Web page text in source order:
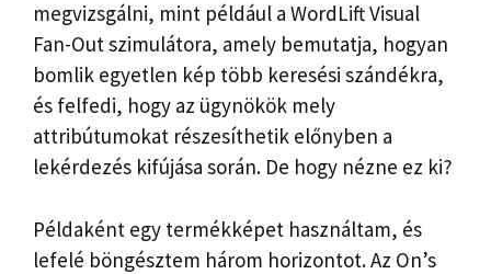
megvizsgálni, mint például a WordLift Visual
Fan-Out szimulátora, amely bemutatja, hogyan
bomlik egyetlen kép több keresési szándékra,
és felfedi, hogy az ügynökök mely
attribútumokat részesíthetik előnyben a
lekérdezés kifújása során. De hogy nézne ez ki?
Példaként egy termékképet használtam, és
lefelé böngésztem három horizontot. Az On’s